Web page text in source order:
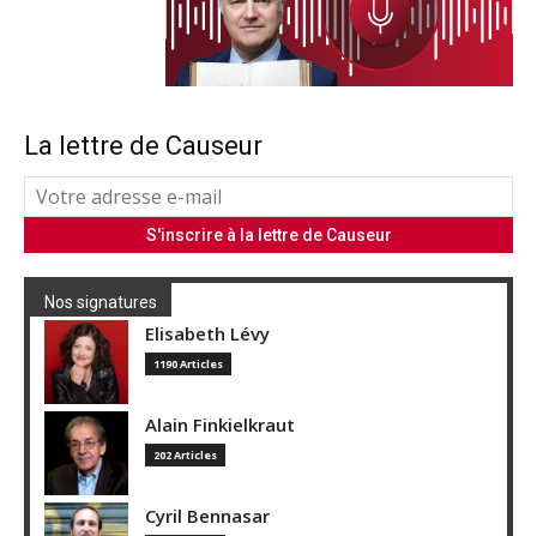
La lettre de Causeur
Nos signatures
Elisabeth Lévy
1190 Articles
Alain Finkielkraut
202 Articles
Cyril Bennasar